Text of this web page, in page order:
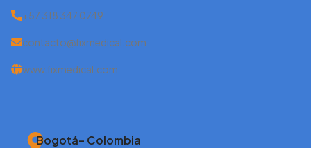
+57 318 347 0749
contacto@fixmedical.com
www.fixmedical.com
Bogotá– Colombia